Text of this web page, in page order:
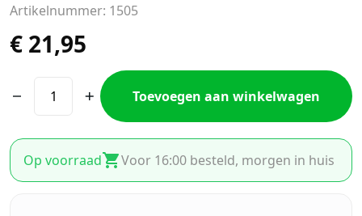
Artikelnummer: 1505
€ 21,95
Toevoegen aan winkelwagen
Op voorraad Voor 16:00 besteld, morgen in huis